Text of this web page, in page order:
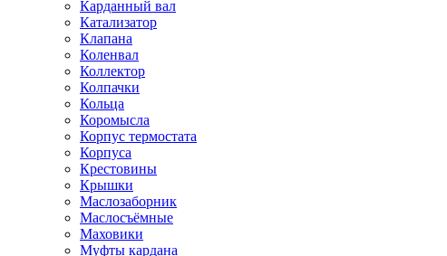
Карданный вал
Катализатор
Клапана
Коленвал
Коллектор
Колпачки
Кольца
Коромысла
Корпус термостата
Корпуса
Крестовины
Крышки
Маслозаборник
Маслосъёмные
Маховики
Муфты кардана